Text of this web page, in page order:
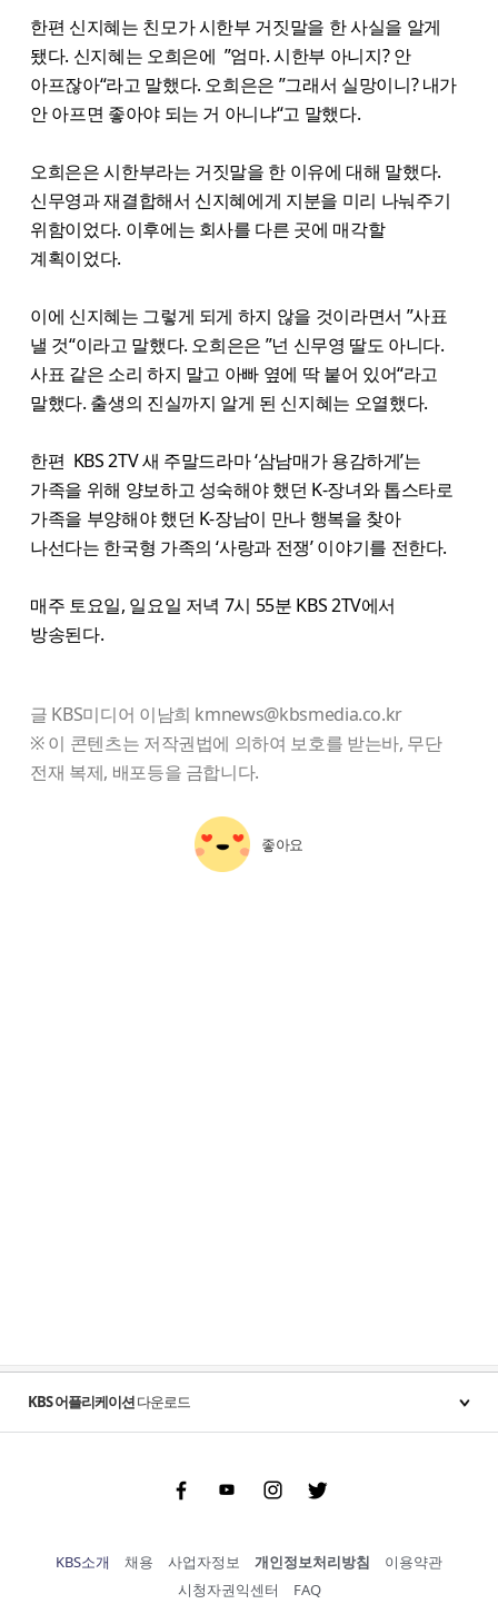
한편 신지혜는 친모가 시한부 거짓말을 한 사실을 알게
됐다. 신지혜는 오희은에 ”엄마. 시한부 아니지? 안
아프잖아“라고 말했다. 오희은은 ”그래서 실망이니? 내가
안 아프면 좋아야 되는 거 아니냐“고 말했다.
오희은은 시한부라는 거짓말을 한 이유에 대해 말했다.
신무영과 재결합해서 신지혜에게 지분을 미리 나눠주기
위함이었다. 이후에는 회사를 다른 곳에 매각할
계획이었다.
이에 신지혜는 그렇게 되게 하지 않을 것이라면서 ”사표
낼 것“이라고 말했다. 오희은은 ”넌 신무영 딸도 아니다.
사표 같은 소리 하지 말고 아빠 옆에 딱 붙어 있어“라고
말했다. 출생의 진실까지 알게 된 신지혜는 오열했다.
한편 KBS 2TV 새 주말드라마 ‘삼남매가 용감하게’는
가족을 위해 양보하고 성숙해야 했던 K-장녀와 톱스타로
가족을 부양해야 했던 K-장남이 만나 행복을 찾아
나선다는 한국형 가족의 ‘사랑과 전쟁’ 이야기를 전한다.
매주 토요일, 일요일 저녁 7시 55분 KBS 2TV에서
방송된다.
글 KBS미디어 이남희 kmnews@kbsmedia.co.kr
※ 이 콘텐츠는 저작권법에 의하여 보호를 받는바, 무단
전재 복제, 배포등을 금합니다.
좋아요
KBS 어플리케이션다운로드
FacebookYoutubeInstgram Twitter
KBS소개 채용 사업자정보 개인정보처리방침
이용약관
시청자권익센터
FAQ